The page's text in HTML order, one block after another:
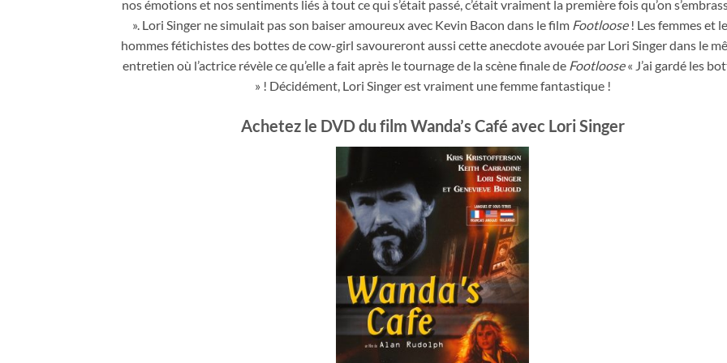
nos émotions et nos sentiments liés à tout ce qui s’était passé, c’était vraiment la première fois qu’on
». Lori Singer ne simulait pas son baiser amoureux avec Kevin Bacon dans le film Footloose! Les femmes et
hommes fétichistes des bottes de cow-girl savoureront aussi cette anecdote avouée par Lori Singer dans le
entretien où l’actrice révèle ce qu’elle a fait après le tournage de la scène finale de Footloose« J’ai gardé les
» ! Décidément, Lori Singer est vraiment une femme fantastique !
Achetez le DVD du film Wanda’s Café avec Lori Singer
Ajouter
à ma
liste
d’envies